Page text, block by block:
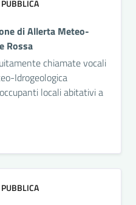
di Allerta Meteo-
Rossa
chiamate vocali
Idrogeologica
locali abitativi a